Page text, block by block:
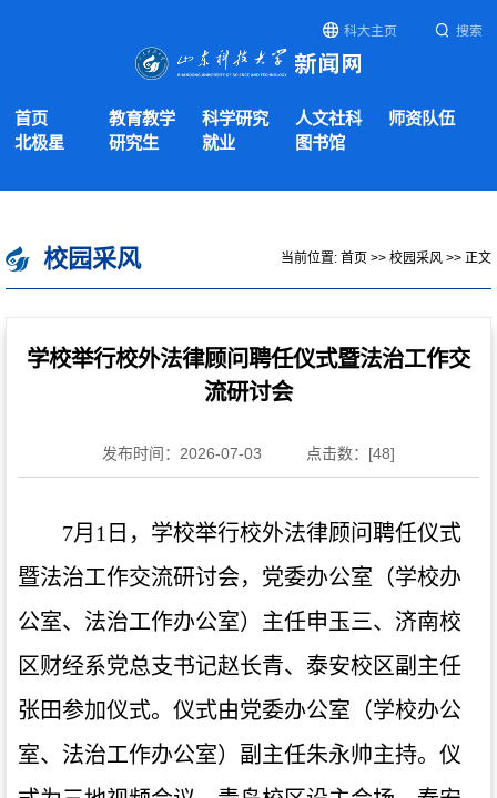
科大主页 搜索
首页 教育教学 科学研究 人文社科
师资队伍
北极星
研究生 就业 图书馆
校园采风 当前位置: 首页 >> 校园采风 >> 正文
学校举行校外法律顾问聘任仪式暨法治工作交
流研讨会
发布时间：2026-07-03 点击数：[48]
7月1日，学校举行校外法律顾问聘任仪式
暨法治工作交流研讨会，党委办公室（学校办
公室、法治工作办公室）主任申玉三、济南校
区财经系党总支书记赵长青、泰安校区副主任
张田参加仪式。仪式由党委办公室（学校办公
室、法治工作办公室）副主任朱永帅主持。 仪